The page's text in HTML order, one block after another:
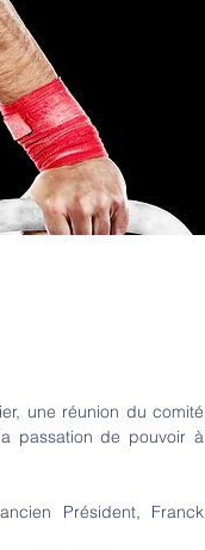
une réunion du comité
passation de pouvoir à
Président, Franck